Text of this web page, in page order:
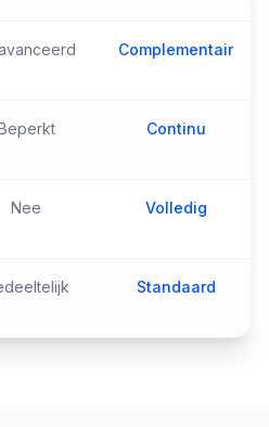
Complementair
Continu
Nee Volledig
Standaard